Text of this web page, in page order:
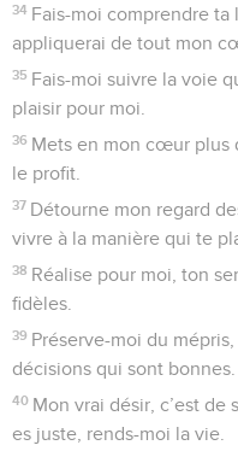
34 Fais-moi comprendre ta
appliquerai de tout mon
35 Fais-moi suivre la voie
plaisir pour moi.
36 Mets en mon cœur plus
le profit.
37 Détourne mon regard
vivre à la manière qui te
38 Réalise pour moi, ton
fidèles.
39 Préserve-moi du
décisions qui sont bonnes.
40 Mon vrai désir, c’est
es juste, rends-moi la vie.